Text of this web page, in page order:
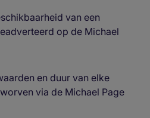
van een
op de Michael
en duur van elke
via de Michael Page